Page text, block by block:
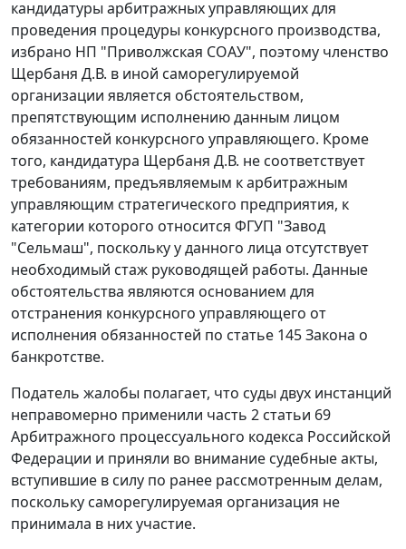
кандидатуры арбитражных управляющих для
проведения процедуры конкурсного производства,
избрано НП "Приволжская СОАУ", поэтому членство
Щербаня Д.В. в иной саморегулируемой
организации является обстоятельством,
препятствующим исполнению данным лицом
обязанностей конкурсного управляющего. Кроме
того, кандидатура Щербаня Д.В. не соответствует
требованиям, предъявляемым к арбитражным
управляющим стратегического предприятия, к
категории которого относится ФГУП "Завод
"Сельмаш", поскольку у данного лица отсутствует
необходимый стаж руководящей работы. Данные
обстоятельства являются основанием для
отстранения конкурсного управляющего от
исполнения обязанностей по статье 145 Закона о
банкротстве.
Податель жалобы полагает, что суды двух инстанций
неправомерно применили часть 2 статьи 69
Арбитражного процессуального кодекса Российской
Федерации и приняли во внимание судебные акты,
вступившие в силу по ранее рассмотренным делам,
поскольку саморегулируемая организация не
принимала в них участие.